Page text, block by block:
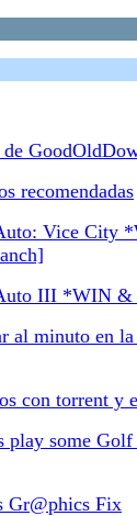
recomendadas
Vice City
III *WIN
al minuto en
con torrent y
some Golf
Gr@phics Fix